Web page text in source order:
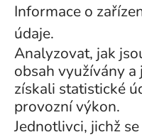
Informace o
údaje.
Analyzovat, jak
obsah využívány
získali statistické
provozní výkon.
Jednotlivci, jichž